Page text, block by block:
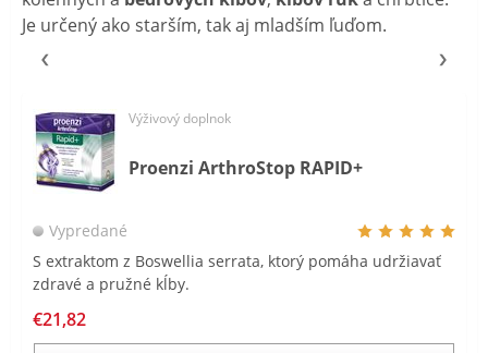
Je určený ako starším, tak aj mladším ľuďom.
Výživový doplnok
Proenzi ArthroStop RAPID+
Vypredané
S extraktom z Boswellia serrata, ktorý pomáha udržiavať
zdravé a pružné kĺby.
€21,82